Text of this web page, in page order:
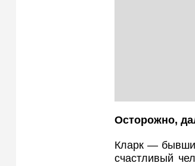
Осторожно,
Кларк —
счастливый